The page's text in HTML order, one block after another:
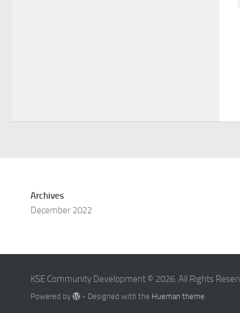
Archives
December 2022
KSE Community Development © 2026. All Rights
Powered by - Designed with the Hueman theme